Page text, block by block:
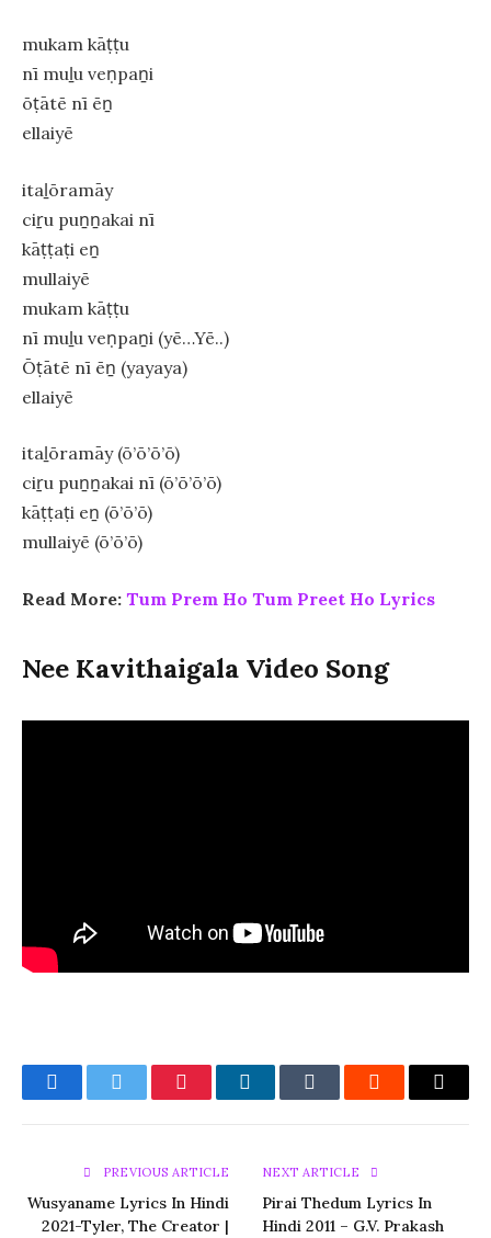
mukam kāṭṭu
nī muḻu veṇpaṉi
ōṭātē nī ēṉ
ellaiyē
itaḻōramāy
ciṟu puṉṉakai nī
kāṭṭaṭi eṉ
mullaiyē
mukam kāṭṭu
nī muḻu veṇpaṉi (yē…Yē..)
Ōṭātē nī ēṉ (yayaya)
ellaiyē
itaḻōramāy (ō’ō’ō’ō)
ciṟu puṉṉakai nī (ō’ō’ō’ō)
kāṭṭaṭi eṉ (ō’ō’ō)
mullaiyē (ō’ō’ō)
Read More: Tum Prem Ho Tum Preet Ho Lyrics
Nee Kavithaigala Video Song
FacebookTwitter PinterestLinkedInTumblr Reddit Email
PREVIOUS ARTICLE
Wusyaname Lyrics In Hindi
2021-Tyler, The Creator |
NEXT ARTICLE
Pirai Thedum Lyrics In
Hindi 2011 – G.V. Prakash